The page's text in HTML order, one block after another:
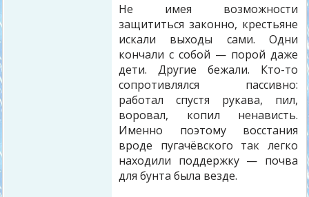
Не имея возможности
защититься законно, крестьяне
искали выходы сами. Одни
кончали с собой — порой даже
дети. Другие бежали. Кто-то
сопротивлялся пассивно:
работал спустя рукава, пил,
воровал, копил ненависть.
Именно поэтому восстания
вроде пугачёвского так легко
находили поддержку — почва
для бунта была везде.